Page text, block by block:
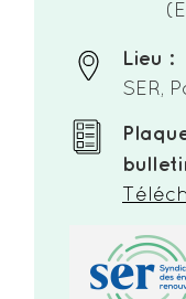
Lieu :
SER,